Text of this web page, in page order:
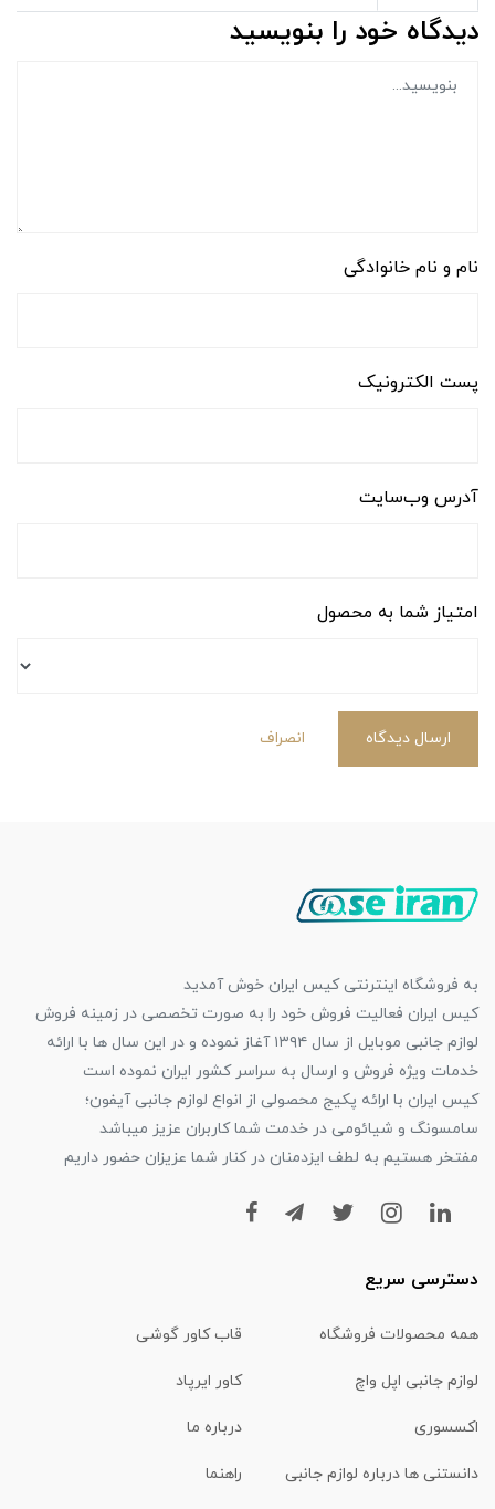
دیدگاه خود را بنویسید
نام و نام خانوادگی
پست الکترونیک
آدرس وب‌سایت
امتیاز شما به محصول
ارسال دیدگاه انصراف
به فروشگاه اینترنتی کیس ایران خوش آمدید
کیس ایران فعالیت فروش خود را به صورت تخصصی در زمینه فروش
لوازم جانبی موبایل از سال ۱۳۹۴ آغاز نموده و در این سال ها با ارائه
خدمات ویژه فروش و ارسال به سراسر کشور ایران نموده است
کیس ایران با ارائه پکیج محصولی از انواع لوازم جانبی آیفون؛
سامسونگ و شیائومی در خدمت شما کاربران عزیز میباشد
مفتخر هستیم به لطف ایزدمنان در کنار شما عزیزان حضور داریم
دسترسی سریع
همه محصولات فروشگاه قاب کاور گوشی
لوازم جانبی اپل واچ کاور ایرپاد
اکسسوری درباره ما
دانستنی ها درباره لوازم جانبی راهنما